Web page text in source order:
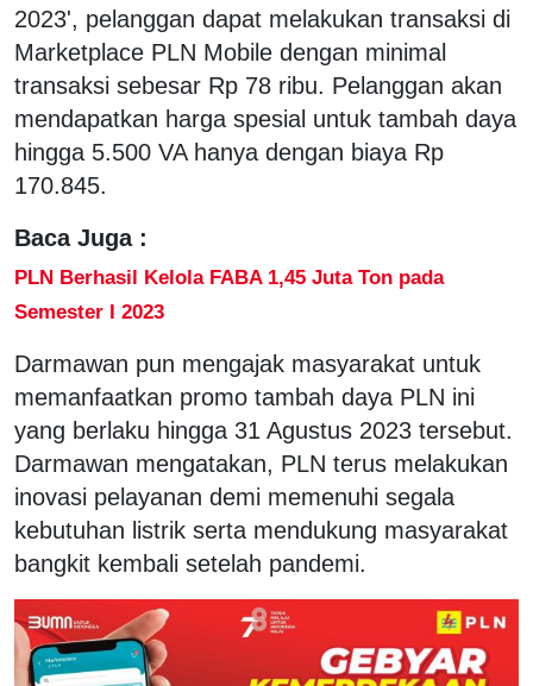
2023', pelanggan dapat melakukan transaksi di
Marketplace PLN Mobile dengan minimal
transaksi sebesar Rp 78 ribu. Pelanggan akan
mendapatkan harga spesial untuk tambah daya
hingga 5.500 VA hanya dengan biaya Rp
170.845.
Baca Juga :
PLN Berhasil Kelola FABA 1,45 Juta Ton pada
Semester I 2023
Darmawan pun mengajak masyarakat untuk
memanfaatkan promo tambah daya PLN ini
yang berlaku hingga 31 Agustus 2023 tersebut.
Darmawan mengatakan, PLN terus melakukan
inovasi pelayanan demi memenuhi segala
kebutuhan listrik serta mendukung masyarakat
bangkit kembali setelah pandemi.